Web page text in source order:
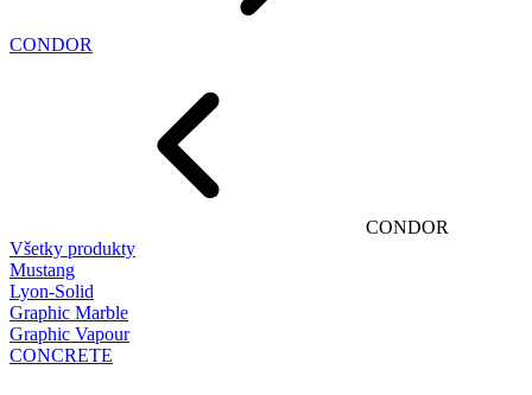
CONDOR
CONDOR
Všetky produkty
Mustang
Lyon-Solid
Graphic Marble
Graphic Vapour
CONCRETE